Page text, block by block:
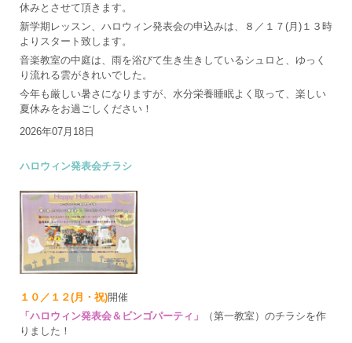
休みとさせて頂きます。
新学期レッスン、ハロウィン発表会の申込みは、８／１７(月)１３時
よりスタート致します。
音楽教室の中庭は、雨を浴びて生き生きしているシュロと、ゆっく
り流れる雲がきれいでした。
今年も厳しい暑さになりますが、水分栄養睡眠よく取って、楽しい
夏休みをお過ごしください！
2026年07月18日
ハロウィン発表会チラシ
１０／１２(月・祝)開催
「ハロウィン発表会＆ビンゴパーティ」
（第一教室）のチラシを作
りました！